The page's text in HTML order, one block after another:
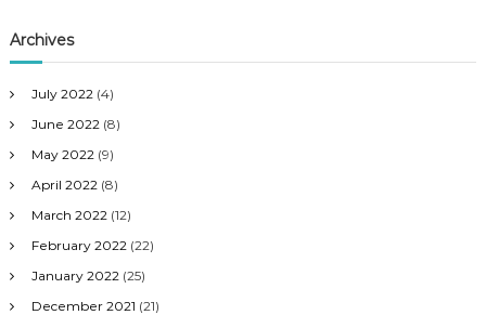
Archives
July 2022 (4)
June 2022 (8)
May 2022 (9)
April 2022 (8)
March 2022 (12)
February 2022 (22)
January 2022 (25)
December 2021 (21)